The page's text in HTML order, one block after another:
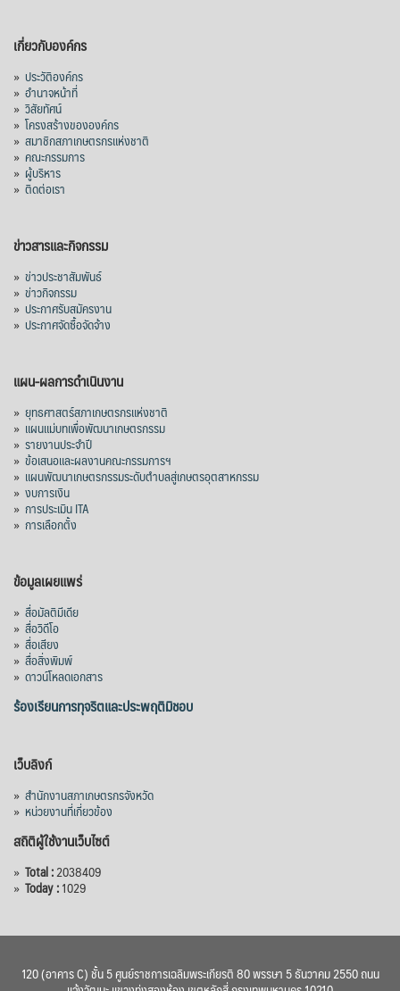
เกี่ยวกับองค์กร
» ประวัติองค์กร
» อำนาจหน้าที่
» วิสัยทัศน์
» โครงสร้างขององค์กร
» สมาชิกสภาเกษตรกรแห่งชาติ
» คณะกรรมการ
» ผู้บริหาร
» ติดต่อเรา
ข่าวสารและกิจกรรม
» ข่าวประชาสัมพันธ์
» ข่าวกิจกรรม
» ประกาศรับสมัครงาน
» ประกาศจัดซื้อจัดจ้าง
แผน-ผลการดำเนินงาน
» ยุทธศาสตร์สภาเกษตรกรแห่งชาติ
» แผนแม่บทเพื่อพัฒนาเกษตรกรรม
» รายงานประจำปี
» ข้อเสนอและผลงานคณะกรรมการฯ
» แผนพัฒนาเกษตรกรรมระดับตำบลสู่เกษตรอุตสาหกรรม
» งบการเงิน
» การประเมิน ITA
» การเลือกตั้ง
ข้อมูลเผยแพร่
» สื่อมัลติมีเดีย
» สื่อวิดีโอ
» สื่อเสียง
» สื่อสิ่งพิมพ์
» ดาวน์โหลดเอกสาร
ร้องเรียนการทุจริตและประพฤติมิชอบ
เว็บลิงก์
» สำนักงานสภาเกษตรกรจังหวัด
» หน่วยงานที่เกี่ยวข้อง
สถิติผู้ใช้งานเว็บไซต์
» Total :2038409
» Today :1029
120 (อาคาร C) ชั้น 5 ศูนย์ราชการเฉลิมพระเกียรติ 80 พรรษา 5 ธันวาคม 2550 ถนน